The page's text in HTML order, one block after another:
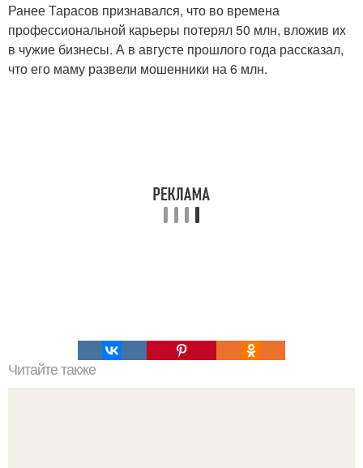
Ранее Тарасов признавался, что во времена
профессиональной карьеры потерял 50 млн, вложив их
в чужие бизнесы. А в августе прошлого года рассказал,
что его маму развели мошенники на 6 млн.
Читайте также